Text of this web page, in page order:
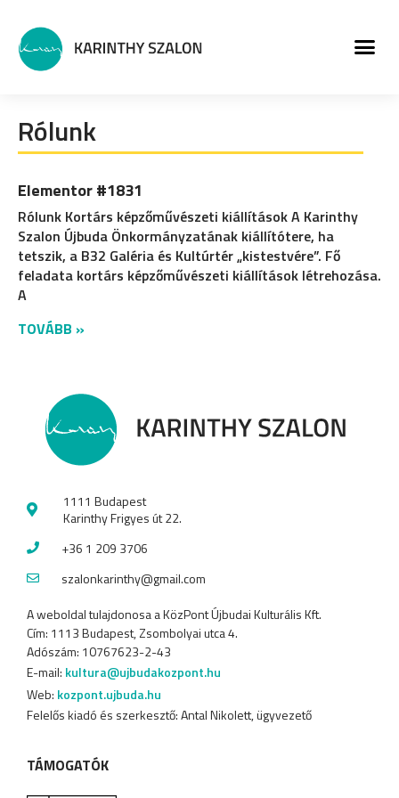
Rólunk
Elementor #1831
Rólunk Kortárs képzőművészeti kiállítások A Karinthy
Szalon Újbuda Önkormányzatának kiállítótere, ha
tetszik, a B32 Galéria és Kultúrtér „kistestvére”. Fő
feladata kortárs képzőművészeti kiállítások létrehozása.
A
TOVÁBB »
1111 Budapest
Karinthy Frigyes út 22.
+36 1 209 3706
szalonkarinthy@gmail.com
A weboldal tulajdonosa a KözPont Újbudai Kulturális Kft.
Cím: 1113 Budapest, Zsombolyai utca 4.
Adószám: 10767623-2-43
E-mail: kultura@ujbudakozpont.hu
Web: kozpont.ujbuda.hu
Felelős kiadó és szerkesztő: Antal Nikolett, ügyvezető
TÁMOGATÓK